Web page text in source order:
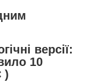
версії:
10
)